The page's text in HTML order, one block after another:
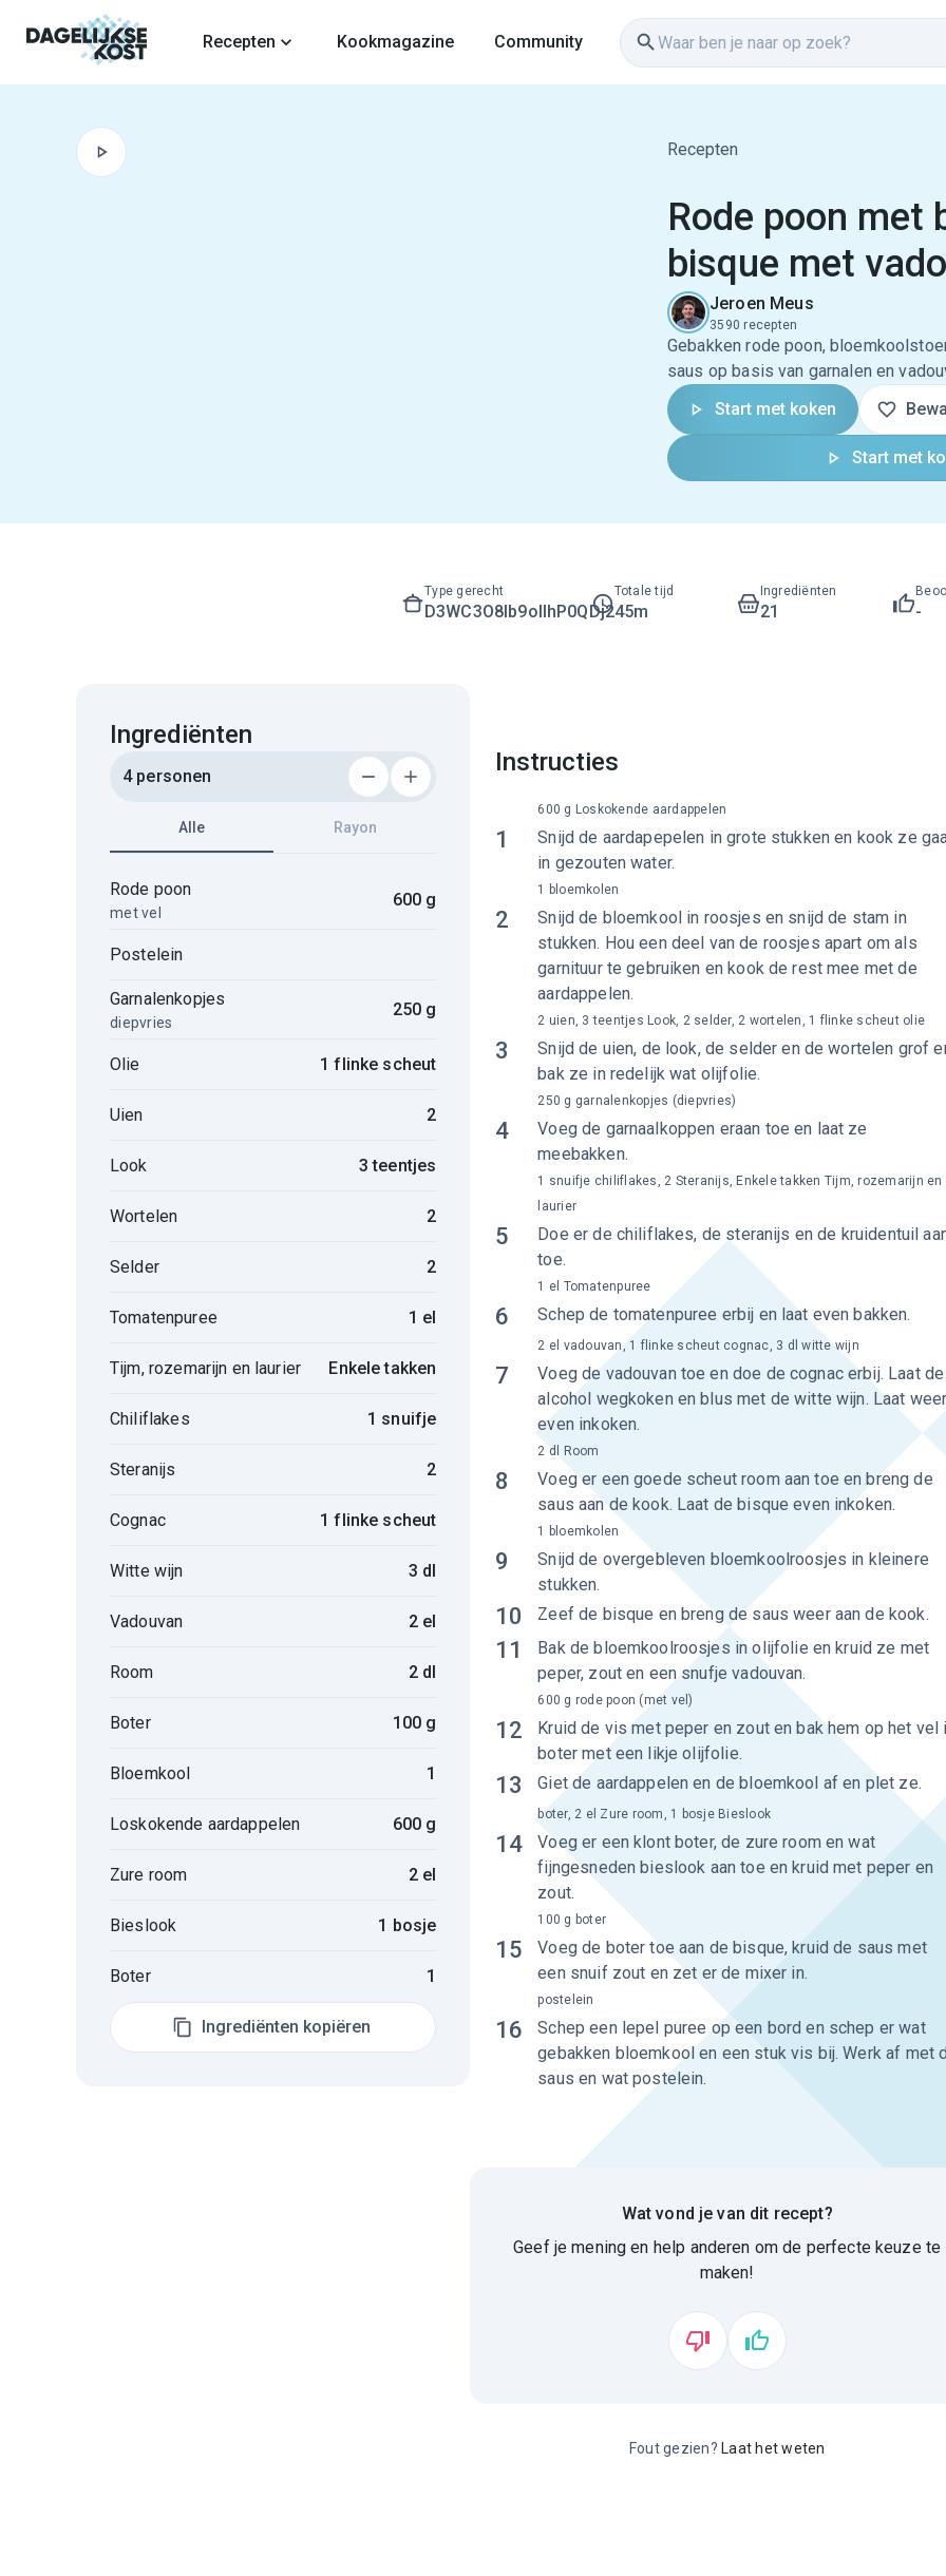
Recepten
Kookmagazine Community
Recepten
Rode poon met
bisque met
Jeroen Meus
3590 recepten
Gebakken rode poon,
saus op basis van garnalen en
Start met koken
Start met
Type gerecht
D3WC3O8lb9ollhP0QDj2
Totale tijd
45m
Ingrediënten
21 -
Ingrediënten
4 personen
Alle Rayon
Rode poon
met vel
600 g
Postelein
Garnalenkopjes
diepvries
250 g
Olie 1 flinke scheut
Uien 2
Look 3 teentjes
Wortelen 2
Selder 2
Tomatenpuree 1 el
Tijm, rozemarijn en laurier Enkele takken
Chiliflakes 1 snuifje
Steranijs 2
Cognac 1 flinke scheut
Witte wijn 3 dl
Vadouvan 2 el
Room 2 dl
Boter 100 g
Bloemkool 1
Loskokende aardappelen 600 g
Zure room 2 el
Bieslook 1 bosje
Boter 1
Ingrediënten kopiëren
Instructies
1
Snijd de aardapepelen in grote stukken en kook ze
in gezouten water.
600 g Loskokende aardappelen
2
Snijd de bloemkool in roosjes en snijd de stam in
stukken. Hou een deel van de roosjes apart om als
garnituur te gebruiken en kook de rest mee met de
aardappelen.
1 bloemkolen
3
Snijd de uien, de look, de selder en de wortelen grof
bak ze in redelijk wat olijfolie.
2 uien, 3 teentjes Look, 2 selder, 2 wortelen, 1 flinke scheut olie
4
Voeg de garnaalkoppen eraan toe en laat ze
meebakken.
250 g garnalenkopjes (diepvries)
5
Doe er de chiliflakes, de steranijs en de kruidentuil
toe.
1 snuifje chiliflakes, 2 Steranijs, Enkele takken Tijm, rozemarijn en
laurier
6 Schep de tomatenpuree erbij en laat even bakken.
1 el Tomatenpuree
7
Voeg de vadouvan toe en doe de cognac erbij. Laat de
alcohol wegkoken en blus met de witte wijn. Laat
even inkoken.
2 el vadouvan, 1 flinke scheut cognac, 3 dl witte wijn
8
Voeg er een goede scheut room aan toe en breng de
saus aan de kook. Laat de bisque even inkoken.
2 dl Room
9
Snijd de overgebleven bloemkoolroosjes in kleinere
stukken.
1 bloemkolen
10 Zeef de bisque en breng de saus weer aan de kook.
11
Bak de bloemkoolroosjes in olijfolie en kruid ze met
peper, zout en een snufje vadouvan.
12
Kruid de vis met peper en zout en bak hem op het vel
boter met een likje olijfolie.
600 g rode poon (met vel)
13 Giet de aardappelen en de bloemkool af en plet ze.
14
Voeg er een klont boter, de zure room en wat
fijngesneden bieslook aan toe en kruid met peper en
zout.
boter, 2 el Zure room, 1 bosje Bieslook
15
Voeg de boter toe aan de bisque, kruid de saus met
een snuif zout en zet er de mixer in.
100 g boter
16
Schep een lepel puree op een bord en schep er wat
gebakken bloemkool en een stuk vis bij. Werk af met
saus en wat postelein.
postelein
Wat vond je van dit recept?
Geef je mening en help anderen om de perfecte keuze te
maken!
Fout gezien? Laat het weten